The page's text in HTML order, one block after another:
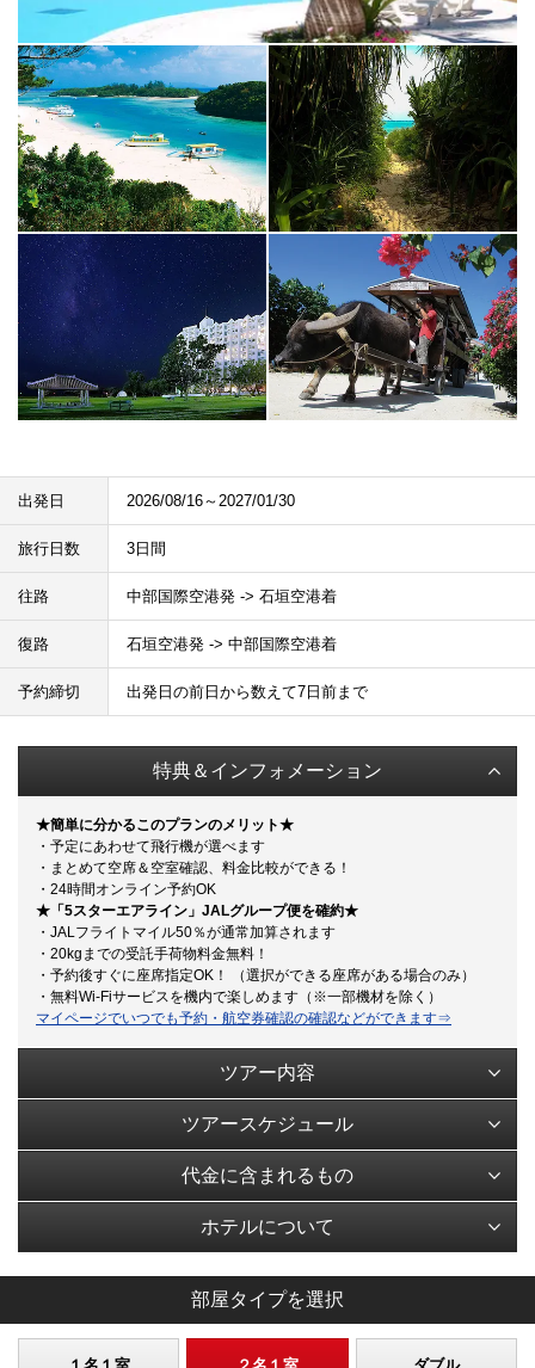
出発日 2026/08/16～2027/01/30
旅行日数 3日間
往路 中部国際空港発 -> 石垣空港着
復路 石垣空港発 -> 中部国際空港着
予約締切 出発日の前日から数えて7日前まで
特典＆インフォメーション
★簡単に分かるこのプランのメリット★
・予定にあわせて飛行機が選べます
・まとめて空席＆空室確認、料金比較ができる！
・24時間オンライン予約OK
★「5スターエアライン」JALグループ便を確約★
・JALフライトマイル50％が通常加算されます
・20kgまでの受託手荷物料金無料！
・予約後すぐに座席指定OK！ （選択ができる座席がある場合のみ）
・無料Wi-Fiサービスを機内で楽しめます（※一部機材を除く）
マイページでいつでも予約・航空券確認の確認などができます⇒
ツアー内容
ツアースケジュール
代金に含まれるもの
ホテルについて
部屋タイプを選択